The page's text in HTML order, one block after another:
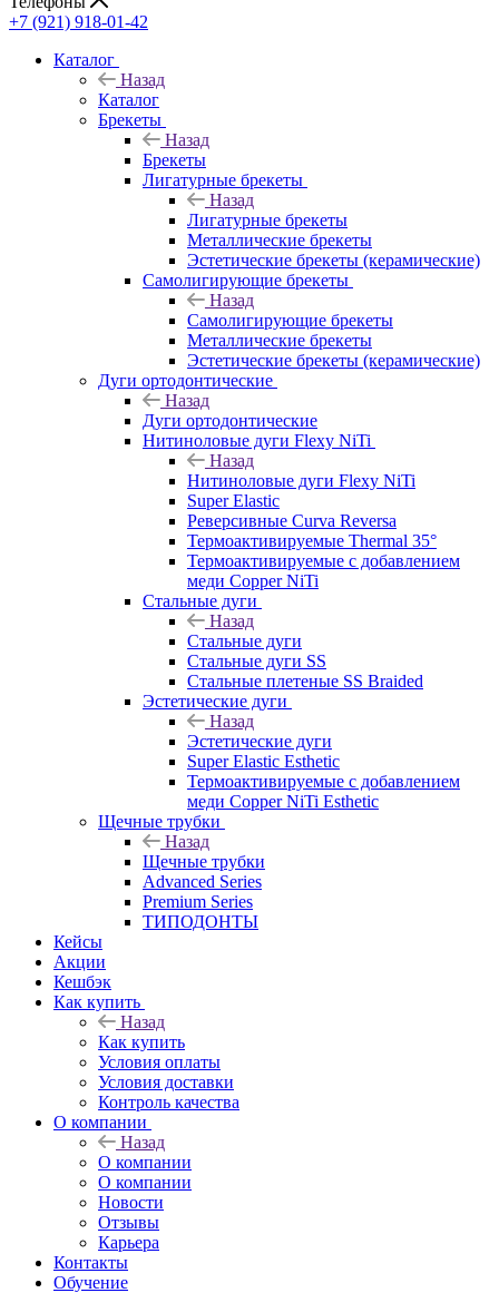
+7 (921) 918-01-42
Каталог
Назад
Каталог
Брекеты
Назад
Брекеты
Лигатурные брекеты
Назад
Лигатурные брекеты
Металлические брекеты
Эстетические брекеты (керамические)
Самолигирующие брекеты
Назад
Самолигирующие брекеты
Металлические брекеты
Эстетические брекеты (керамические)
Дуги ортодонтические
Назад
Дуги ортодонтические
Нитиноловые дуги Flexy NiTi
Назад
Нитиноловые дуги Flexy NiTi
Super Elastic
Реверсивные Curva Reversa
Термоактивируемые Thermal 35°
Термоактивируемые с добавлением
меди Copper NiTi
Стальные дуги
Назад
Стальные дуги
Стальные дуги SS
Стальные плетеные SS Braided
Эстетические дуги
Назад
Эстетические дуги
Super Elastic Esthetic
Термоактивируемые с добавлением
меди Copper NiTi Esthetic
Щечные трубки
Назад
Щечные трубки
Advanced Series
Premium Series
ТИПОДОНТЫ
Кейсы
Акции
Кешбэк
Как купить
Назад
Как купить
Условия оплаты
Условия доставки
Контроль качества
О компании
Назад
О компании
О компании
Новости
Отзывы
Карьера
Контакты
Обучение